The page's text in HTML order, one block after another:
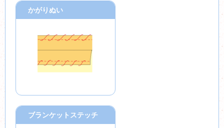
かがりぬい
ブランケットステッチ